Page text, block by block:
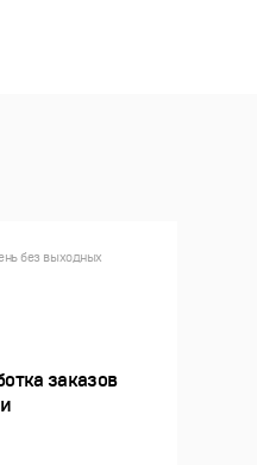
без выходных
заказов